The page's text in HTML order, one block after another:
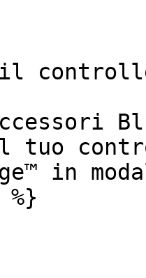
il
tuo
in